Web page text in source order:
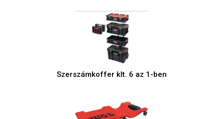
Szerszámkoffer klt. 6 az 1-ben